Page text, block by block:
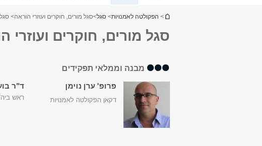
הינך נמצא כאן
> הפקולטה לאמנויות> סגל>סגל מורים, חוקרים ועוזרי הוראה> סגל
סגל מורים, חוקרים ועוזרי
מבנה וממלאי תפקידים
פרופ' ערן נוימן
דקאן הפקולטה לאמנויות
ד"ר
ראש